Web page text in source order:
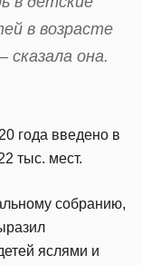
в возрасте
она.
года введено в
тыс. мест.
собранию,
яслями и